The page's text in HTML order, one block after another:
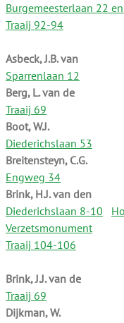
Burgemeesterlaan 22
Traaij 92-94
Asbeck, J.B. van
Sparrenlaan 12
Berg, L. van de
Traaij 69
Boot, W.J.
Diederichslaan 53
Breitensteyn, C.G.
Engweg 34
Brink, H.J. van den
Diederichslaan 8-10
Verzetsmonument
Traaij 104-106
Brink, J.J. van de
Traaij 69
Dijkman, W.